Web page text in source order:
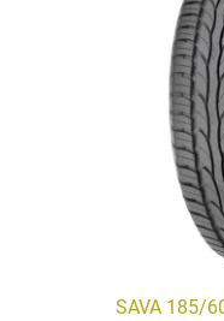
SAVA 185/